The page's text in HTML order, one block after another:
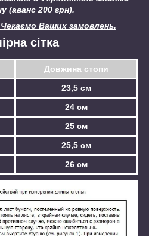
(аванс 200 грн).
Ваших замовлень.
Довжина стопи
сітка
23,5 см
24 см
25 см
25,5 см
26 см